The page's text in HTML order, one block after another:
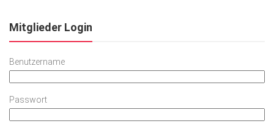
Mitglieder Login
Benutzername
Passwort